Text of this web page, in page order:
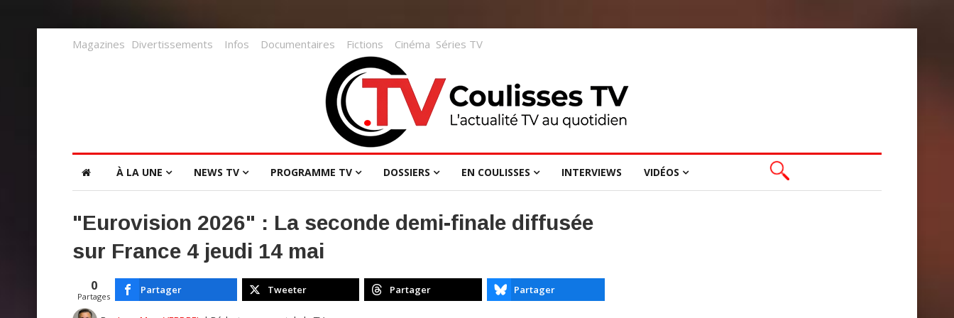
Magazines Divertissements Infos Documentaires Fictions Cinéma Séries TV
À LA UNE NEWS TV PROGRAMME TV DOSSIERS EN COULISSES INTERVIEWS VIDÉOS
"Eurovision 2026" : La seconde demi-finale diffusée
sur France 4 jeudi 14 mai
0
Partages
Partager Tweeter Partager Partager